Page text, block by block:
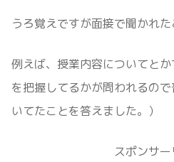
うろ覚えですが面接で聞かれた
例えば、授業内容についてと
を把握してるかが問われるの
いてたことを答えました。）
スポンサー